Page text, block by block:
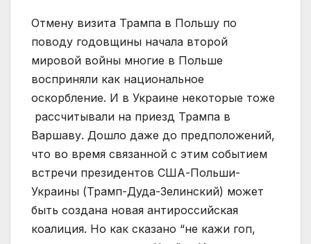
Отмену визита Трампа в Польшу по
поводу годовщины начала второй
мировой войны многие в Польше
восприняли как национальное
оскорбление. И в Украине некоторые тоже
рассчитывали на приезд Трампа в
Варшаву. Дошло даже до предположений,
что во время связанной с этим событием
встречи президентов США-Польши-
Украины (Трамп-Дуда-Зелинский) может
быть создана новая антироссийская
коалиция. Но как сказано “не кажи гоп,